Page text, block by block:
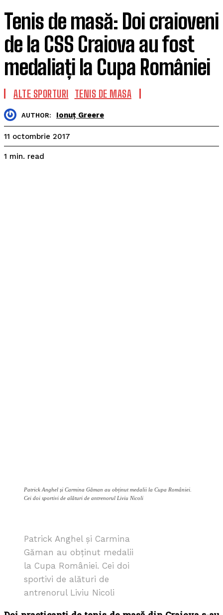
Tenis de masă: Doi craioveni
de la CSS Craiova au fost
medaliați la Cupa României
ALTE SPORTURI TENIS DE MASA
AUTHOR: Ionuț Greere
11 octombrie 2017
1 min. read
Patrick Anghel și Carmina Găman au obținut medalii la Cupa României.
Cei doi sportivi de alături de antrenorul Liviu Nicoli
Patrick Anghel și Carmina
Găman au obținut medalii
la Cupa României. Cei doi
sportivi de alături de
antrenorul Liviu Nicoli